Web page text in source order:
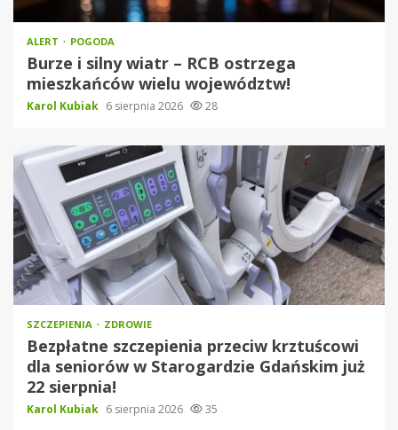
ALERT POGODA
Burze i silny wiatr – RCB ostrzega
mieszkańców wielu województw!
Karol Kubiak 6 sierpnia 2026 28
SZCZEPIENIA ZDROWIE
Bezpłatne szczepienia przeciw krztuścowi
dla seniorów w Starogardzie Gdańskim już
22 sierpnia!
Karol Kubiak 6 sierpnia 2026 35